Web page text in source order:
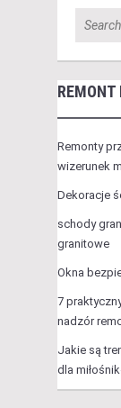
REMONT
Remonty
wizerunek
Dekoracje
schody
granitowe
Okna
7
nadzór
Jakie są
dla